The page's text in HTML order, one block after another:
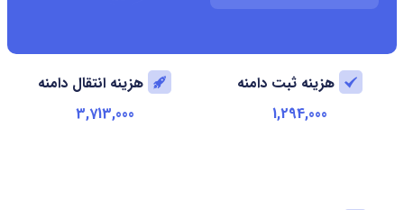
هزینه ثبت دامنه
1,294,000
هزینه انتقال دامنه
3,713,000